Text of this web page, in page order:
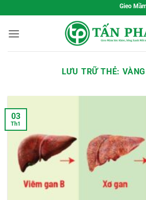
qua
nội
Gieo Mầm
LƯU TRỮ THẺ:
03
Th1